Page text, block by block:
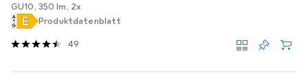
GU10, 350 lm, 2x
Produktdatenblatt
49